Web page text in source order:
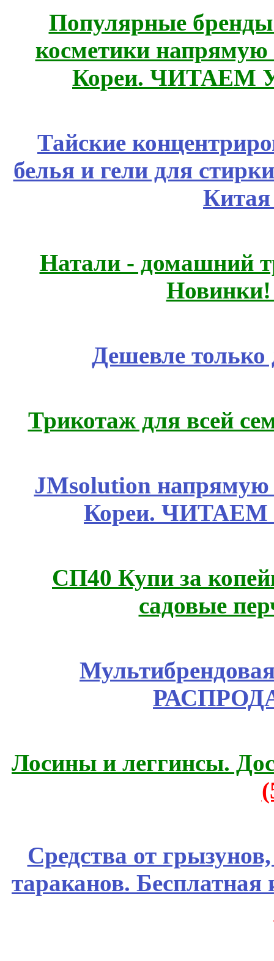
Популярные
косметики
Кореи. ЧИТАЕМ
Тайские
белья и гели для
Натали - домашний
Дешевле
Трикотаж для всей
JMsolution
Кореи.
СП40 Купи за
садовые
Лосины и леггинсы.
Средства от
тараканов.